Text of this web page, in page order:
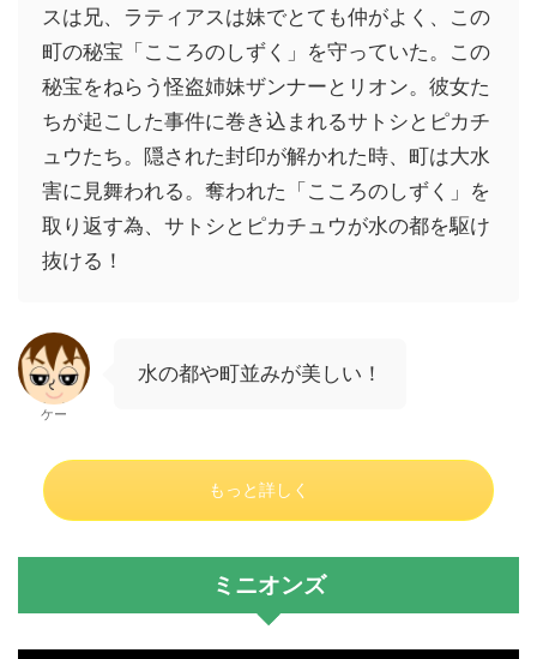
スは兄、ラティアスは妹でとても仲がよく、この
町の秘宝「こころのしずく」を守っていた。この
秘宝をねらう怪盗姉妹ザンナーとリオン。彼女た
ちが起こした事件に巻き込まれるサトシとピカチ
ュウたち。隠された封印が解かれた時、町は大水
害に見舞われる。奪われた「こころのしずく」を
取り返す為、サトシとピカチュウが水の都を駆け
抜ける！
ケー
水の都や町並みが美しい！
もっと詳しく
ミニオンズ